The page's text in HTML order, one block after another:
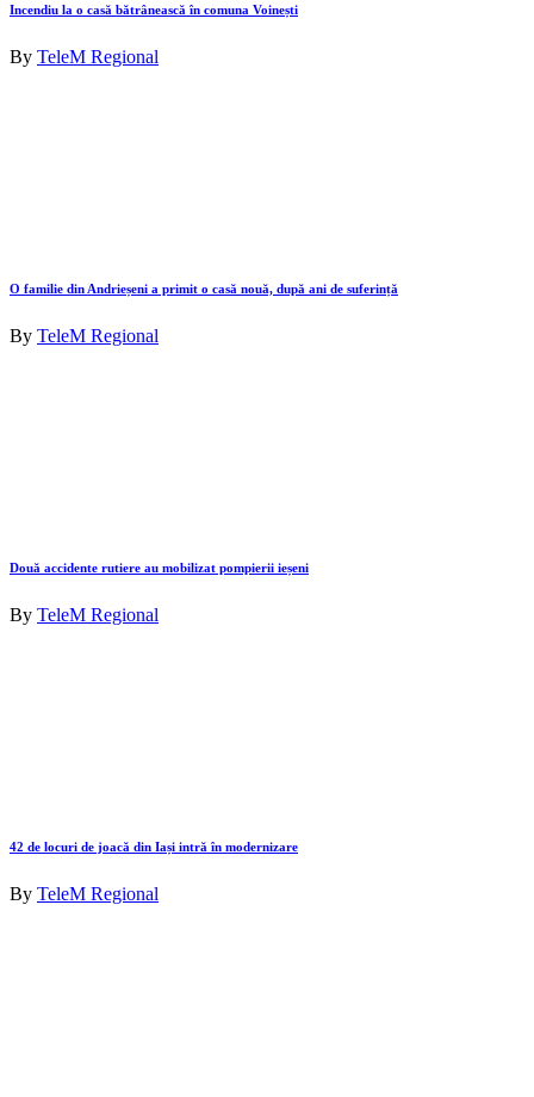
Incendiu la o casă bătrânească în comuna Voinești
By TeleM Regional
O familie din Andrieșeni a primit o casă nouă, după ani de suferință
By TeleM Regional
Două accidente rutiere au mobilizat pompierii ieșeni
By TeleM Regional
42 de locuri de joacă din Iași intră în modernizare
By TeleM Regional